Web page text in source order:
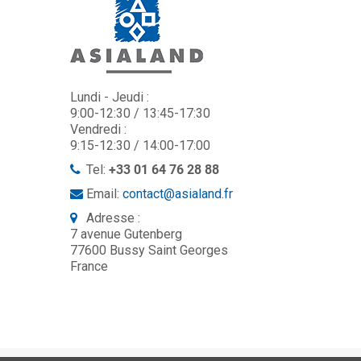
Lundi - Jeudi :
9:00-12:30 / 13:45-17:30
Vendredi :
9:15-12:30 / 14:00-17:00
Tel: +33 01 64 76 28 88
Email: contact@asialand.fr
Adresse :
7 avenue Gutenberg
77600 Bussy Saint Georges
France